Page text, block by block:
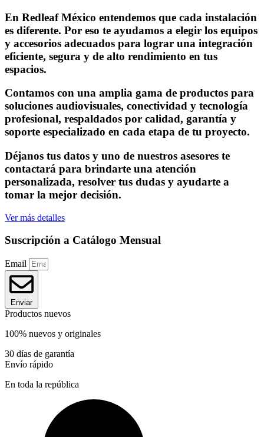
En Redleaf México entendemos que cada instalación
es diferente. Por eso te ayudamos a elegir los equipos
y accesorios adecuados para lograr una integración
eficiente, segura y de alto rendimiento en tus
espacios.
Contamos con una amplia gama de productos para
soluciones audiovisuales, conectividad y tecnología
profesional, respaldados por calidad, garantía y
soporte especializado en cada etapa de tu proyecto.
Déjanos tus datos y uno de nuestros asesores te
contactará para brindarte una atención
personalizada, resolver tus dudas y ayudarte a
tomar la mejor decisión.
Ver más detalles
Suscripción a Catálogo Mensual
Email
Enviar
Productos nuevos
100% nuevos y originales
30 días de garantía
Envío rápido
En toda la república